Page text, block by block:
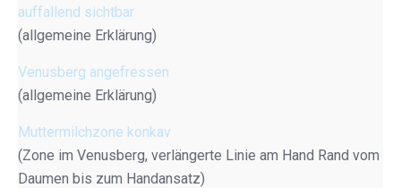
auffallend sichtbar
(allgemeine Erklärung)
Venusberg angefressen
(allgemeine Erklärung)
Muttermilchzone konkav
(Zone im Venusberg, verlängerte Linie am Hand Rand vom
Daumen bis zum Handansatz)